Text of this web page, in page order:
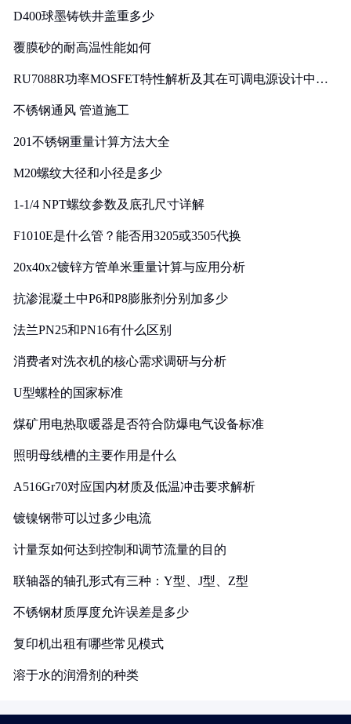
D400球墨铸铁井盖重多少
覆膜砂的耐高温性能如何
RU7088R功率MOSFET特性解析及其在可调电源设计中的
不锈钢通风 管道施工
201不锈钢重量计算方法大全
M20螺纹大径和小径是多少
1-1/4 NPT螺纹参数及底孔尺寸详解
F1010E是什么管？能否用3205或3505代换
20x40x2镀锌方管单米重量计算与应用分析
抗渗混凝土中P6和P8膨胀剂分别加多少
法兰PN25和PN16有什么区别
消费者对洗衣机的核心需求调研与分析
U型螺栓的国家标准
煤矿用电热取暖器是否符合防爆电气设备标准
照明母线槽的主要作用是什么
A516Gr70对应国内材质及低温冲击要求解析
镀镍钢带可以过多少电流
计量泵如何达到控制和调节流量的目的
联轴器的轴孔形式有三种：Y型、J型、Z型
不锈钢材质厚度允许误差是多少
复印机出租有哪些常见模式
溶于水的润滑剂的种类